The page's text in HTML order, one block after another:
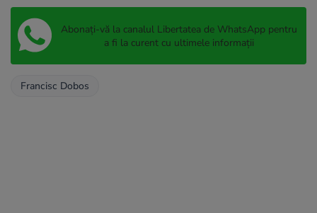
Abonați-vă la canalul Libertatea de WhatsApp pentru
a fi la curent cu ultimele informații
Francisc Dobos